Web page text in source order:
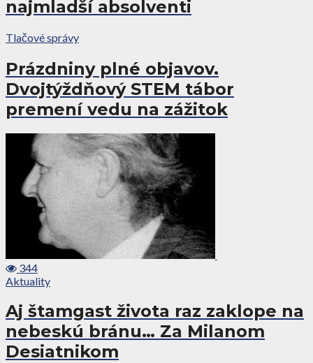
najmladší absolventi
Tlačové správy
Prázdniny plné objavov.
Dvojtýždňový STEM tábor
premení vedu na zážitok
344
Aktuality
Aj štamgast života raz zaklope na
nebeskú bránu… Za Milanom
Desiatnikom